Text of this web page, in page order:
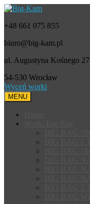
+48 661 075 855
biuro@big-kam.pl
ul. Augustyna Kośnego 27
54-530 Wrocław
Wyceń worki
MENU